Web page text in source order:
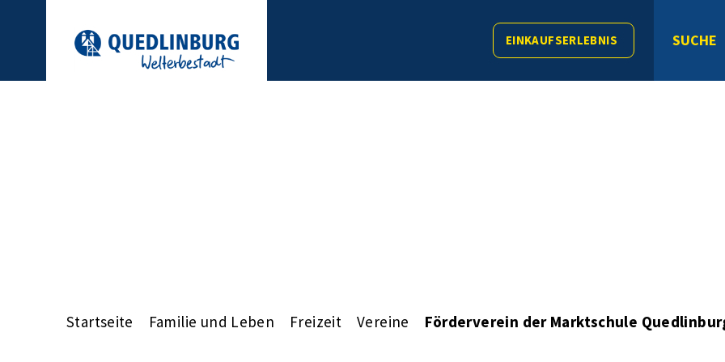
EINKAUFSERLEBNIS SUCHE
Startseite Familie und Leben Freizeit Vereine Förderverein der Marktschule